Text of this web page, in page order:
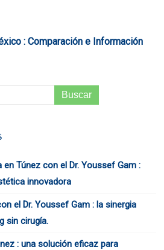
: Comparación e Información
Túnez con el Dr. Youssef Gam :
innovadora
el Dr. Youssef Gam : la sinergia
sin cirugía.
: una solución eficaz para